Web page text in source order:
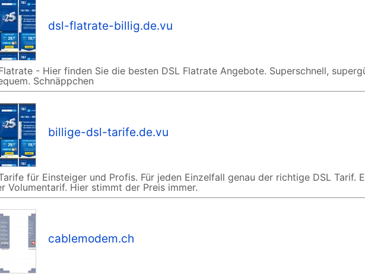
dsl-flatrate-billig.de.vu
- Hier finden Sie die besten DSL Flatrate Angebote. Superschnell,
Schnäppchen
billige-dsl-tarife.de.vu
für Einsteiger und Profis. Für jeden Einzelfall genau der richtige DSL Tarif.
Volumentarif. Hier stimmt der Preis immer.
cablemodem.ch